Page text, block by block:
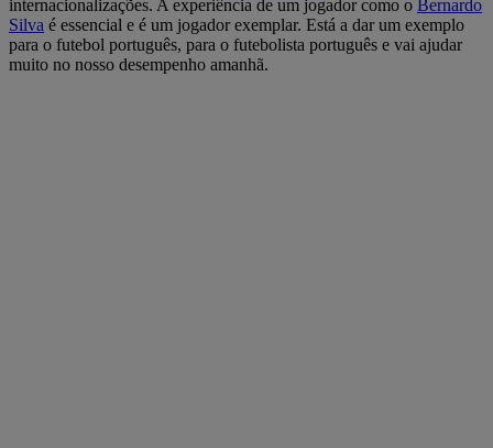
internacionalizações. A experiência de um jogador como o Bernardo
Silva é essencial e é um jogador exemplar. Está a dar um exemplo
para o futebol português, para o futebolista português e vai ajudar
muito no nosso desempenho amanhã.